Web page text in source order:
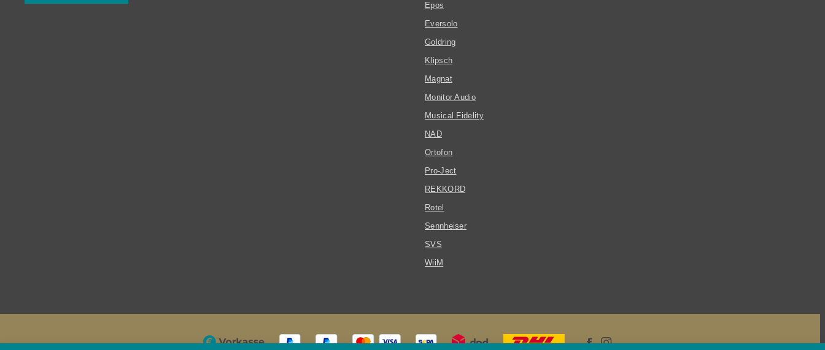
Epos
Eversolo
Goldring
Klipsch
Magnat
Monitor Audio
Musical Fidelity
NAD
Ortofon
Pro-Ject
REKKORD
Rotel
Sennheiser
SVS
WiiM